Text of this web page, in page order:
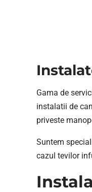
Gama de
instalatii de
priveste
Suntem
cazul tevilor